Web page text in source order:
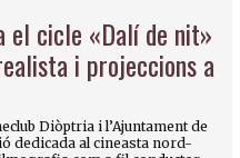
el cicle «Dalí de nit»
i projeccions a
Diòptria i l’Ajuntament de
dedicada al cineasta nord-